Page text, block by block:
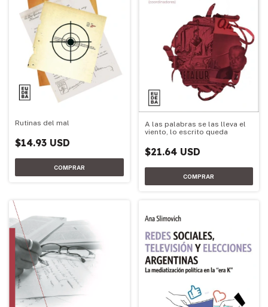
Rutinas del mal
$14.93 USD
A las palabras se las lleva el
viento, lo escrito queda
$21.64 USD